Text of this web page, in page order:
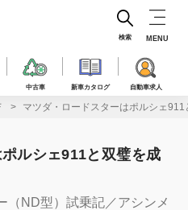
中古車 新車カタログ 自動車求人
検索 MENU
マツダ・ロードスターはポルシェ
ルシェ911と双璧を成
（ND型）試乗記／アシンメ